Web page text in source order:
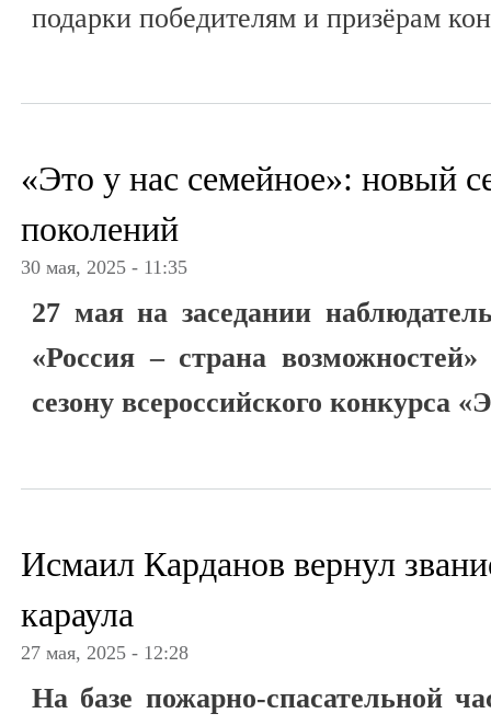
подарки победителям и призёрам
«Это у нас семейное»: новый
поколений
30 мая, 2025 - 11:35
27 мая на заседании
«Россия – страна
сезону всероссийского конкурса
Исмаил Карданов вернул
караула
27 мая, 2025 - 12:28
На базе пожарно-спасательной